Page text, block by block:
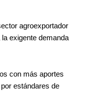
agroexportador
exigente demanda
con más aportes
estándares de